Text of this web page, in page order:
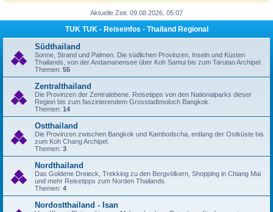
Aktuelle Zeit: 09.08.2026, 05:07
TUK TUK - Reiseinfos - Thailand Regional
Südthailand
Sonne, Strand und Palmen. Die südlichen Provinzen, Inseln und Küsten
Thailands, von der Andamanensee über Koh Samui bis zum Tarutao Archipel.
Themen: 55
Zentralthailand
Die Provinzen der Zentralebene. Reisetipps von den Nationalparks dieser
Region bis zum faszinierendem Grosstadtmoloch Bangkok.
Themen: 14
Ostthailand
Die Provinzen zwischen Bangkok und Kambodscha, entlang der Ostküste bis
zum Koh Chang Archipel.
Themen: 3
Nordthailand
Das Goldene Dreieck, Trekking zu den Bergvölkern, Shopping in Chiang Mai
und mehr Reisetipps zum Norden Thailands.
Themen: 4
Nordostthailand - Isan